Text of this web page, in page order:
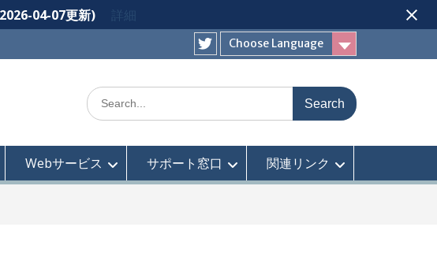
04-07更新) 詳細
Choose Language
Twitter
Search
for:
Webサービス サポート窓口 関連リンク